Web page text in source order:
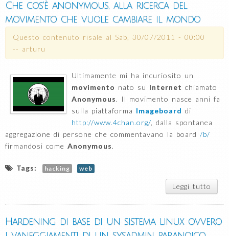
Che cos'è anonymous, alla ricerca del
movimento che vuole cambiare il mondo
Questo contenuto risale al Sab, 30/07/2011 - 00:00
-- arturu
Ultimamente mi ha incuriosito un
movimento nato su Internet chiamato
Anonymous. Il movimento nasce anni fa
sulla piattaforma Imageboard di
http://www.4chan.org/, dalla spontanea
aggregazione di persone che commentavano la board /b/
firmandosi come Anonymous.
Tags: hacking web
Leggi tutto
alla
Hardening di base di un sistema linux ovvero